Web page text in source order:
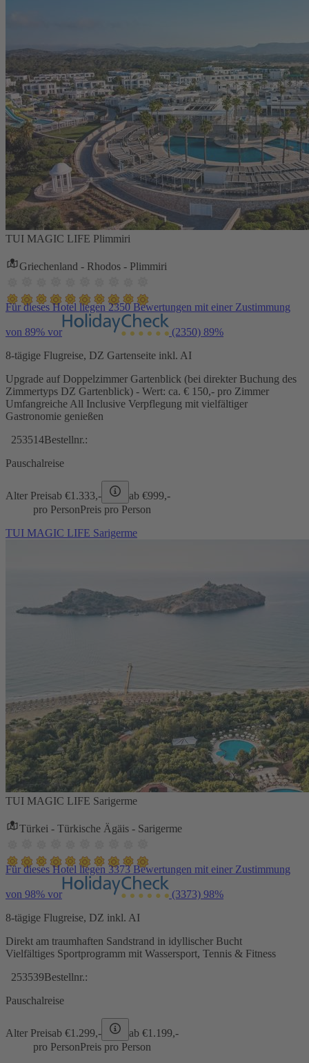
TUI MAGIC LIFE Plimmiri
Griechenland - Rhodos - Plimmiri
Für dieses Hotel liegen 2350 Bewertungen mit einer Zustimmung
von 89% vor (2350) 89%
8-tägige Flugreise, DZ Gartenseite inkl. AI
Upgrade auf Doppelzimmer Gartenblick (bei direkter Buchung des
Zimmertyps DZ Gartenblick) - Wert: ca. € 150,- pro Zimmer
Umfangreiche All Inclusive Verpflegung mit vielfältiger
Gastronomie genießen
253514Bestellnr.:
Pauschalreise
Alter Preisab €1.333,- ab €999,-
pro PersonPreis pro Person
TUI MAGIC LIFE Sarigerme
TUI MAGIC LIFE Sarigerme
Türkei - Türkische Ägäis - Sarigerme
Für dieses Hotel liegen 3373 Bewertungen mit einer Zustimmung
von 98% vor (3373) 98%
8-tägige Flugreise, DZ inkl. AI
Direkt am traumhaften Sandstrand in idyllischer Bucht
Vielfältiges Sportprogramm mit Wassersport, Tennis & Fitness
253539Bestellnr.:
Pauschalreise
Alter Preisab €1.299,- ab €1.199,-
pro PersonPreis pro Person